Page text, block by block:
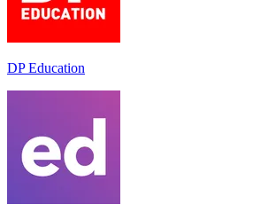
DP Education